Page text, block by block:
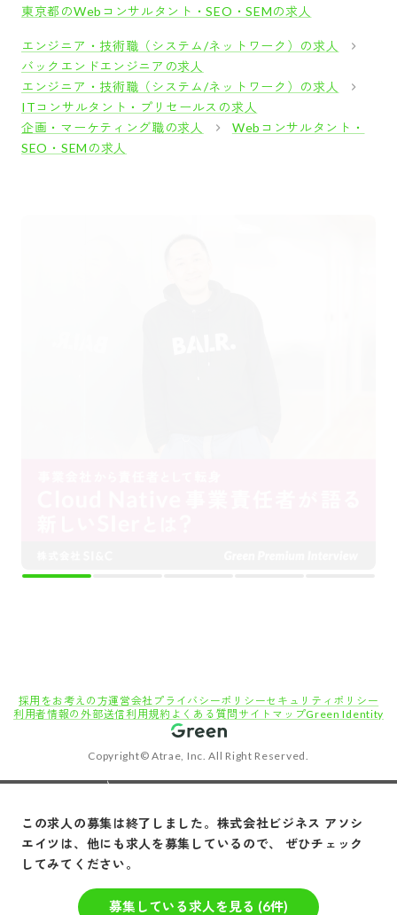
東京都のWebコンサルタント・SEO・SEMの求人
エンジニア・技術職（システム/ネットワーク）の求人
バックエンドエンジニアの求人
エンジニア・技術職（システム/ネットワーク）の求人
ITコンサルタント・プリセールスの求人
企画・マーケティング職の求人
Webコンサルタント・
SEO・SEMの求人
この求人の募集は終了しました。 株式会社ビジネス アソシ
エイツ は、他にも求人を募集しているので、 ぜひチェック
してみてください。
募集している求人を見る (6件)
採用をお考えの方運営会社 プライバシーポリシーセキュリティポリシー
利用者情報の外部送信利用規約 よくある質問 サイトマップGreen Identity
Copyright© Atrae, Inc. All Right Reserved.
【新規事業立ち上げコアメンバー募集！/ECコンサルタント】年間休日130日以上＆副業
OK（条件付き）/共に成長し、社会に貢献できるコンサルタントへ / 一生モノのコンサル
タント力を身につけませんか？